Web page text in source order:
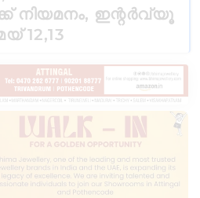
നിയമനം, ഇന്റർവ്യൂ
12,13